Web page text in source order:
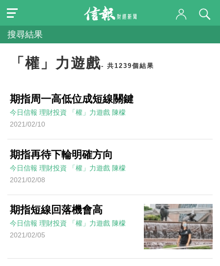
搜尋結果
「權」力遊戲- 共1239個結果
期指周一高低位成短線關鍵
今日信報 理財投資 「權」力遊戲 陳檬
2021/02/10
期指再待下輪明確方向
今日信報 理財投資 「權」力遊戲 陳檬
2021/02/08
期指短線回落機會高
今日信報 理財投資 「權」力遊戲 陳檬
2021/02/05